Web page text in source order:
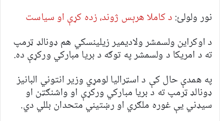
نور ولولئ: د کاملا هرېس ژوند، زده کړې او سیاست
د اوکراین ولسمشر ولادیمیر زیلینسکي هم ډونالډ ټرمپ
ته د امریکا د ولسمشر په توګه د بریا مبارکي ورکړې ده.
په همدې حال کې د اسټرالیا لومړي وزیر انتوني البانیز
ډونالډ ټرمپ ته د بریا مبارکي ورکړې او واشنګټن او
سیډني یې غوره ملګري او رښتیني متحدان بللي دي.